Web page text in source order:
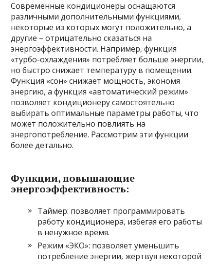
Современные кондиционеры оснащаются
различными дополнительными функциями,
некоторые из которых могут положительно, а
другие – отрицательно сказаться на
энергоэффективности. Например, функция
«турбо-охлаждения» потребляет больше энергии,
но быстро снижает температуру в помещении.
Функция «сон» снижает мощность, экономя
энергию, а функция «автоматический режим»
позволяет кондиционеру самостоятельно
выбирать оптимальные параметры работы, что
может положительно повлиять на
энергопотребление. Рассмотрим эти функции
более детально.
Функции, повышающие
энергоэффективность:
Таймер: позволяет программировать
работу кондиционера, избегая его работы
в ненужное время.
Режим «ЭКО»: позволяет уменьшить
потребление энергии, жертвуя некоторой